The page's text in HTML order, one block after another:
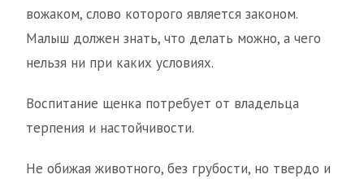
вожаком, слово которого является законом.
Малыш должен знать, что делать можно, а чего
нельзя ни при каких условиях.
Воспитание щенка потребует от владельца
терпения и настойчивости.
Не обижая животного, без грубости, но твердо и